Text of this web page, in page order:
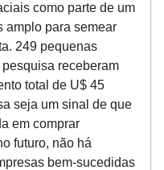
como parte de um
amplo para semear
249 pequenas
receberam
total de U$ 45
seja um sinal de que
em comprar
futuro, não há
bem-sucedidas